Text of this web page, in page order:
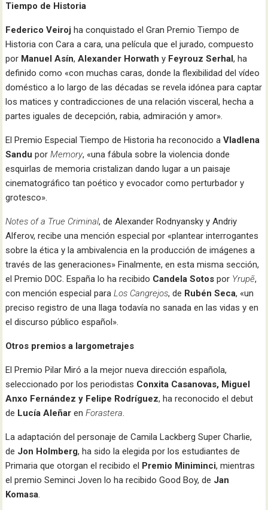
Tiempo de Historia
Federico Veiroj ha conquistado el Gran Premio Tiempo de
Historia con Cara a cara, una película que el jurado, compuesto
por Manuel Asín,Alexander Horwath y Feyrouz Serhal, ha
definido como «con muchas caras, donde la flexibilidad del vídeo
doméstico a lo largo de las décadas se revela idónea para captar
los matices y contradicciones de una relación visceral, hecha a
partes iguales de decepción, rabia, admiración y amor».
El Premio Especial Tiempo de Historia ha reconocido aVladlena
Sandu porMemory, «una fábula sobre la violencia donde
esquirlas de memoria cristalizan dando lugar a un paisaje
cinematográfico tan poético y evocador como perturbador y
grotesco».
Notes of a True Criminal, de Alexander Rodnyansky y Andriy
Alferov, recibe una mención especial por «plantear interrogantes
sobre la ética y la ambivalencia en la producción de imágenes a
través de las generaciones» Finalmente, en esta misma sección,
el Premio DOC. España lo ha recibido Candela Sotos por Yrupẽ,
con mención especial paraLos Cangrejos, de Rubén Seca, «un
preciso registro de una llaga todavía no sanada en las vidas y en
el discurso público español».
Otros premios a largometrajes
El Premio Pilar Miró a la mejor nueva dirección española,
seleccionado por los periodistas Conxita Casanovas, Miguel
Anxo Fernández y Felipe Rodríguez, ha reconocido el debut
de Lucía Aleñar enForastera.
La adaptación del personaje de Camila Lackberg Super Charlie,
de Jon Holmberg, ha sido la elegida por los estudiantes de
Primaria que otorgan el recibido el
Premio Miniminci, mientras
el premio Seminci Joven lo ha recibido Good Boy, de Jan
Komasa.